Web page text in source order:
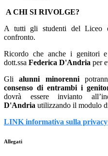
A CHI SI RIVOLGE?
A tutti gli studenti del Liceo
confronto.
Ricordo che anche i genitori
dott.ssa Federica D'Andria per
Glialunni minorenni
consenso di entrambi i
dovrà essere invianto
D'Andria utilizzando il modulo
LINK informativa sulla privacy
Allegati